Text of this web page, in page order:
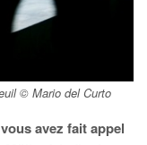
© Mario del Curto
avez fait appel